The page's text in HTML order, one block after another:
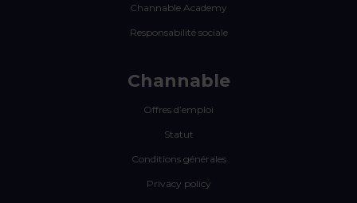
Channable Academy
Responsabilité sociale
Channable
Offres d’emploi
Statut
Conditions générales
Privacy policy